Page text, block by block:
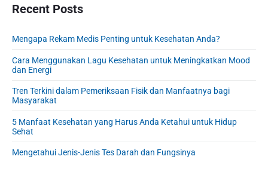
n
r
i
d
e
a
Recent Posts
Mengapa Rekam Medis Penting untuk Kesehatan Anda?
Cara Menggunakan Lagu Kesehatan untuk Meningkatkan Mood
dan Energi
Tren Terkini dalam Pemeriksaan Fisik dan Manfaatnya bagi
Masyarakat
5 Manfaat Kesehatan yang Harus Anda Ketahui untuk Hidup
Sehat
Mengetahui Jenis-Jenis Tes Darah dan Fungsinya